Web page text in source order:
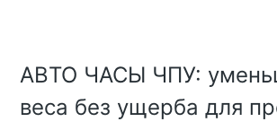
АВТО ЧАСЫ ЧПУ:
веса без ущерба для